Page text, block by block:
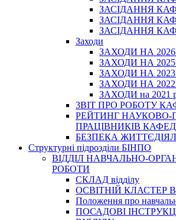
ЗАСІДАННЯ
ЗАСІДАННЯ
ЗАСІДАННЯ
Заходи
ЗАХОДИ НА 2026
ЗАХОДИ НА 2025
ЗАХОДИ НА 2023
ЗАХОДИ НА 2022
ЗАХОДИ на 2021
3BIT ПРО РОБОТУ
РЕЙТИНГ НАУКОВО-
ПРАЦІВНИКІВ
БЕЗПЕКА
Структурні підрозділи БІНПО
ВІДДІЛ НАВЧАЛЬНО-
РОБОТИ
СКЛАД відділу
ОСВІТНІЙ КЛАСТЕР
Положення про
ПОСАДОВІ